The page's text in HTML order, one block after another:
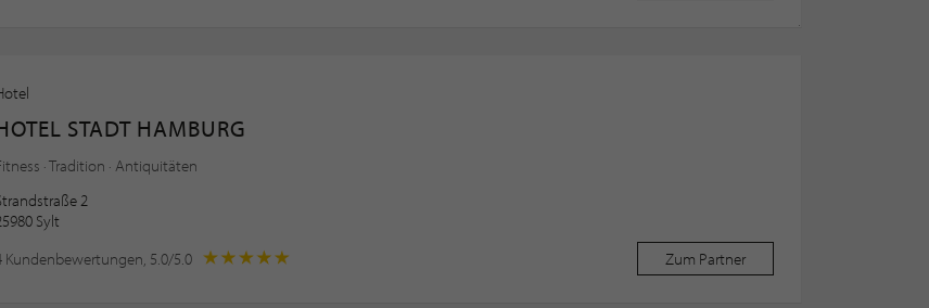
STADT HAMBURG
· Tradition · Antiquitäten
2
Sylt
Kundenbewertungen, 5.0/5.0
Zum Partner